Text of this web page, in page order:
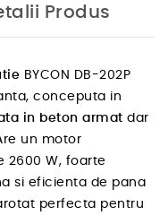
Produs
BYCON DB-202P
conceputa in
in beton armat dar
un motor
2600 W, foarte
si eficienta de pana
perfecta pentru